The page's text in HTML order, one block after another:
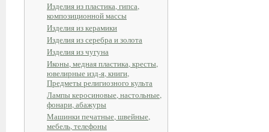
Изделия из пластика, гипса,
композиционной массы
Изделия из керамики
Изделия из серебра и золота
Изделия из чугуна
Иконы, медная пластика, кресты,
ювелирные изд-я, книги,
Предметы религиозного культа
Лампы керосиновые, настольные,
фонари, абажуры
Машинки печатные, швейные,
мебель, телефоны